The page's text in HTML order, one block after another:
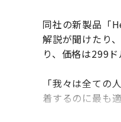
同社の新製品「
解説が聞けたり
り、価格は299ド
「我々は全ての
着するのに最も